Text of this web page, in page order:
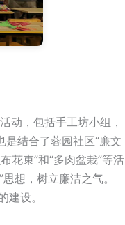
，包括手工坊小组，
是结合了蓉园社区“廉文
花束”和“多肉盆栽”等活
想，树立廉洁之气。
设。